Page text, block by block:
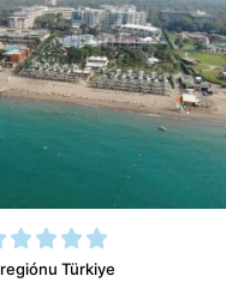
regiónu Türkiye